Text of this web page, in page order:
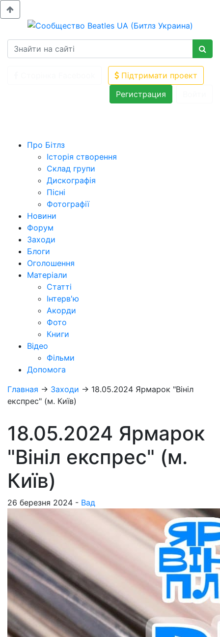
Підтримати проект
Регистрация
Про Бітлз
Історія створення
Склад групи
Дискографія
Пісні
Фотографії
Новини
Форум
Заходи
Блоги
Оголошення
Матеріали
Статті
Інтерв'ю
Акорди
Фото
Книги
Відео
Фільми
Допомога
Главная → Заходи → 18.05.2024 Ярмарок "Вініл
експрес" (м. Київ)
18.05.2024 Ярмарок
"Вініл експрес" (м.
Київ)
26 березня 2024 - Вад